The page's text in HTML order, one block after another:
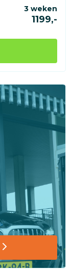
3 weken
1199,-